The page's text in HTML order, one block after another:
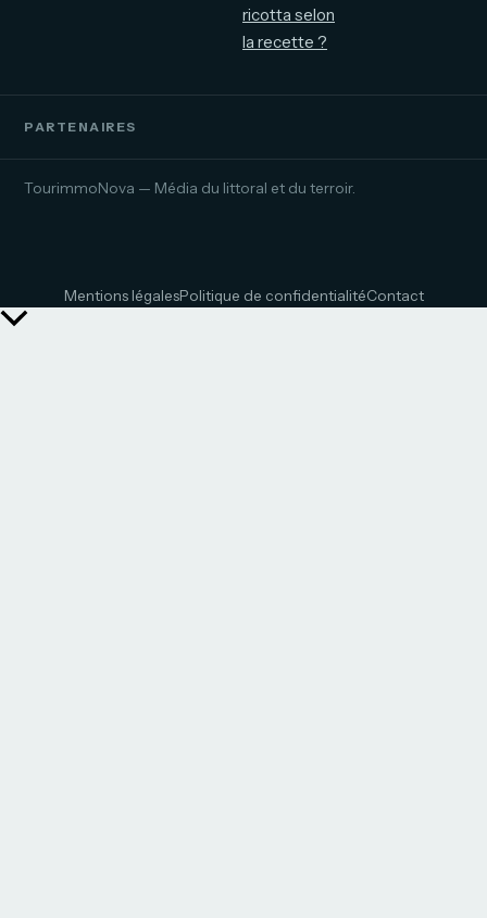
ricotta selon
la recette ?
PARTENAIRES
TourimmoNova — Média du littoral et du terroir.
Mentions légalesPolitique de confidentialitéContact